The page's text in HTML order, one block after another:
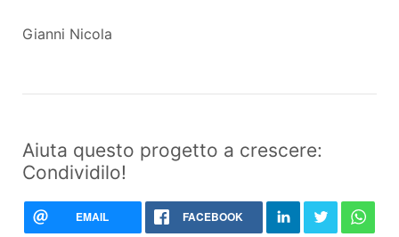
Gianni Nicola
Aiuta questo progetto a crescere:
Condividilo!
EMAIL FACEBOOK